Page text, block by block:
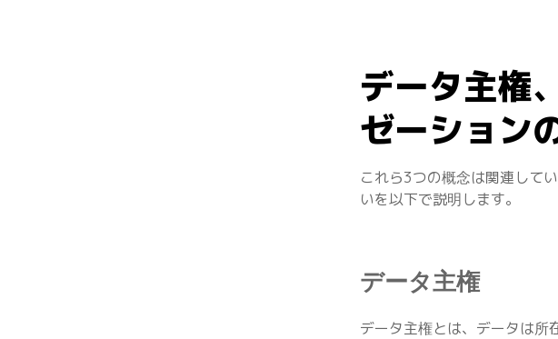
データ主権
ゼーション
これら3つの概念は関連して
いを以下で説明します。
データ主権
データ主権とは、データは所